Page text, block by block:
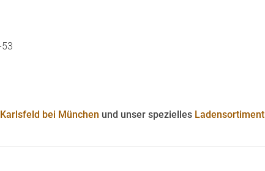
53
bei München und unser spezielles Ladensortiment